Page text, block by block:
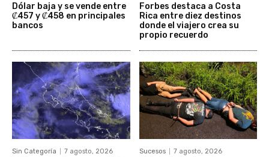
Dólar baja y se vende entre
₡457 y ₡458 en principales
bancos
Forbes destaca a Costa
Rica entre diez destinos
donde el viajero crea su
propio recuerdo
Sin Categoría 7 agosto, 2026 Sucesos 7 agosto, 2026